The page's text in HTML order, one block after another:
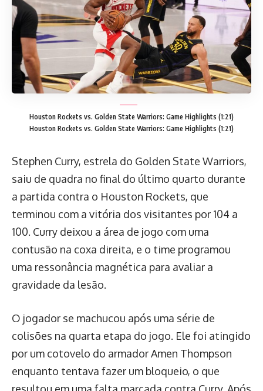
Houston Rockets vs. Golden State Warriors: Game Highlights (1:21)
Houston Rockets vs. Golden State Warriors: Game Highlights (1:21)
Stephen Curry, estrela do Golden State Warriors,
saiu de quadra no final do último quarto durante
a partida contra o Houston Rockets, que
terminou com a vitória dos visitantes por 104 a
100. Curry deixou a área de jogo com uma
contusão na coxa direita, e o time programou
uma ressonância magnética para avaliar a
gravidade da lesão.
O jogador se machucou após uma série de
colisões na quarta etapa do jogo. Ele foi atingido
por um cotovelo do armador Amen Thompson
enquanto tentava fazer um bloqueio, o que